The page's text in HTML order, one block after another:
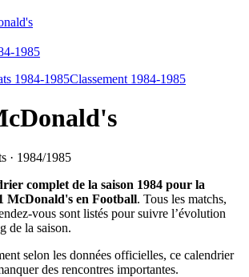
1985
1984-1985Classement 1984-1985
· 1984/1985
complet de la saison 1984 pour la
McDonald's en Football. Tous les matchs,
vous sont listés pour suivre l’évolution
de la saison.
selon les données officielles, ce calendrier
des rencontres importantes.